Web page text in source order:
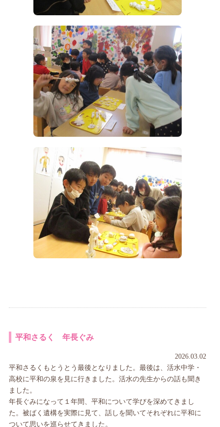
平和さるく 年長ぐみ
2026.03.02
平和さるくもとうとう最後となりました。最後は、活水中学・
高校に平和の泉を見に行きました。活水の先生からの話も聞き
ました。
年長ぐみになって１年間、平和について学びを深めてきまし
た。被ばく遺構を実際に見て、話しを聞いてそれぞれに平和に
ついて思いを巡らせてきました。